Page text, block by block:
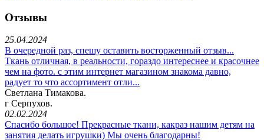
Отзывы
25.04.2024
В очередной раз, спешу оставить восторженный отзыв...
Ткань отличная, в реальности, гораздо интереснее и красочнее
чем на фото. с этим интернет магазином знакома давно,
радует то что ассортимент отли...
Светлана Тимакова.
г Серпухов.
02.02.2024
Спасибо большое! Прекрасные ткани, какраз нашим детям на
занятия делать игрушки) Мы очень благодарны!